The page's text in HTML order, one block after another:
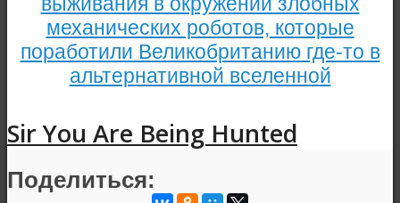
механических роботов, которые
поработили Великобританию где-то в
альтернативной вселенной
Sir You Are Being Hunted
Поделиться: